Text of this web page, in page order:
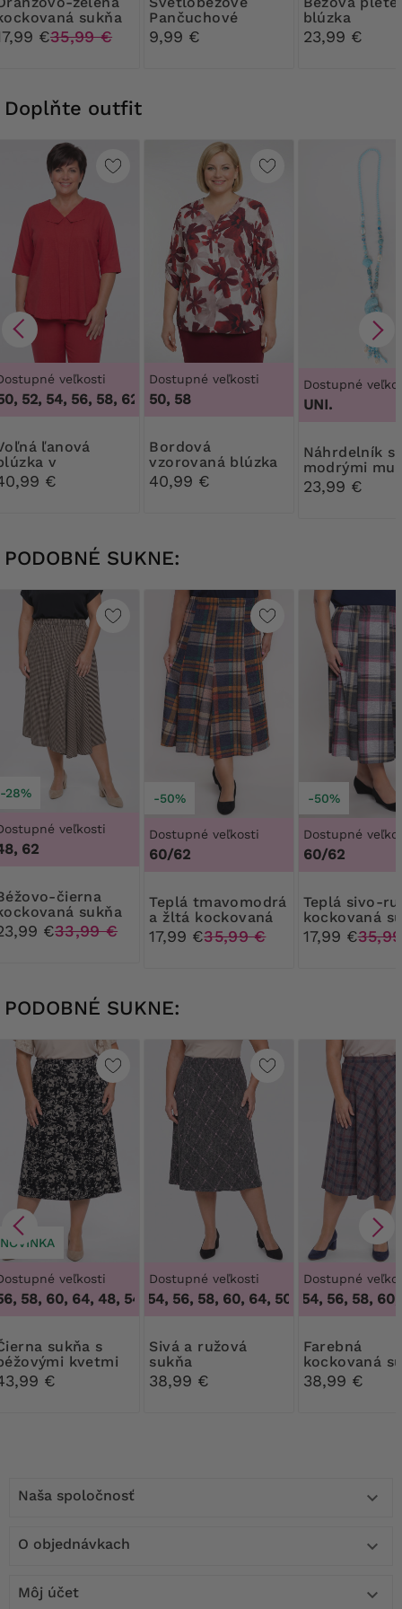
sukňa
€35,99 €
Pančuchové
nohavice Ribessa
30 DEN
9,99 €
blúzka
23,99 €
Doplňte outfit
veľkosti
52, 54, 56, 58, 62, 64,46, 48, 50, 52, 54, 56, 58, 62, 64
v
farbe
€
Dostupné veľkosti
50, 58
Bordová
vzorovaná blúzka
40,99 €
Dostupné
UNI.
Náhrdelník s
modrými
23,99 €
PODOBNÉ SUKNE:
-28%
veľkosti
62
sukňa
€33,99 €
-50%
Dostupné veľkosti
60/62
Teplá tmavomodrá
a žltá kockovaná
sukňa
17,99 €35,99 €
-50%
Dostupné
60/62
Teplá sivo-ružová
kockovaná
17,99 €
PODOBNÉ SUKNE:
NOVINKA
veľkosti
58, 60, 64,48, 54, 56, 58, 60, 64
s
kvetmi
€
Dostupné veľkosti
50, 52, 54, 56, 58, 60, 64,50, 52, 54, 56, 58,
Sivá a ružová
sukňa
38,99 €
Dostupné
50, 52, 54, 56, 58, 60,
Farebná
kockovaná
38,99 €
Naša spoločnosť 
O objednávkach 
Môj účet 